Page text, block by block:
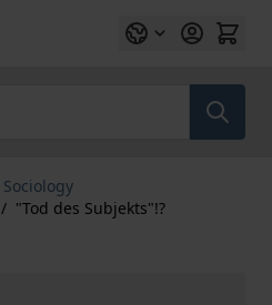
Sociology
/ "Tod des Subjekts"!?